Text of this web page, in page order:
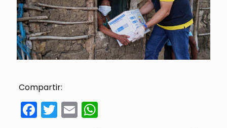
Compartir:
Facebook
Twitter
EmailWhatsApp